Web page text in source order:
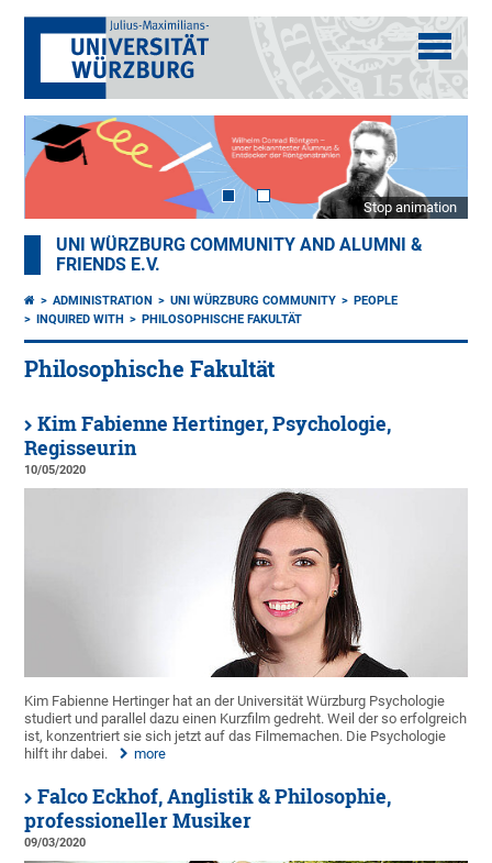
Stop animation
UNI WÜRZBURG COMMUNITY AND ALUMNI &
FRIENDS E.V.
ADMINISTRATION UNI WÜRZBURG COMMUNITY
PEOPLE
INQUIRED WITH
PHILOSOPHISCHE FAKULTÄT
Philosophische Fakultät
Kim Fabienne Hertinger, Psychologie,
Regisseurin
10/05/2020
Kim Fabienne Hertinger hat an der Universität Würzburg Psychologie
studiert und parallel dazu einen Kurzfilm gedreht. Weil der so erfolgreich
ist, konzentriert sie sich jetzt auf das Filmemachen. Die Psychologie
hilft ihr dabei.
more
Falco Eckhof, Anglistik & Philosophie,
professioneller Musiker
09/03/2020